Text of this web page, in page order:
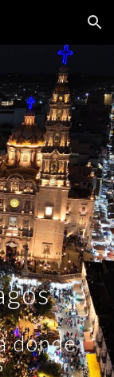
Skip to navigation
donde